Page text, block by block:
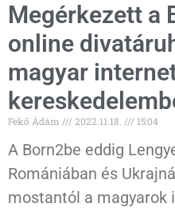
Megérkezett a
online
magyar
Fekő Ádám 2022.11.18. 15:04
A Born2be eddig
Romániában és
mostantól a magyarok